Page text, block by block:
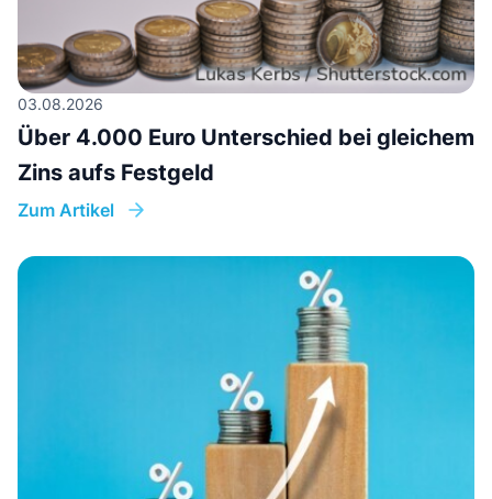
03.08.2026
Über 4.000 Euro Unterschied bei gleichem
Zins aufs Festgeld
Zum Artikel